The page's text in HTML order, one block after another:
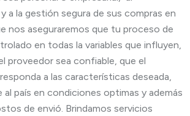
a la gestión segura de sus compras en
nos aseguraremos que tu proceso de
en todas la variables que influyen,
proveedor sea confiable, que el
a las características deseada,
al país en condiciones optimas y además
de envió. Brindamos servicios